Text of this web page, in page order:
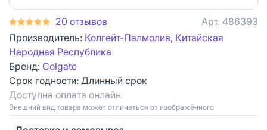
20 отзывов Арт. 486393
Производитель: Колгейт-Палмолив, Китайская
Народная Республика
Бренд: Colgate
Срок годности: Длинный срок
Доступна оплата онлайн
Bнешний вид товара может отличаться от изображённого